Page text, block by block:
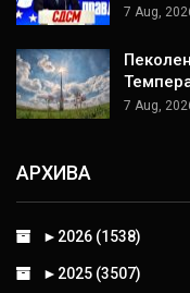
7 Aug,
7 Aug,
АРХИВА
► 2026 (1538)
► 2025 (3507)